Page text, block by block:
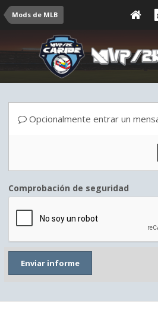
Mods de MLB
Opcionalmente entrar un
Comprobación de seguridad
Enviar informe